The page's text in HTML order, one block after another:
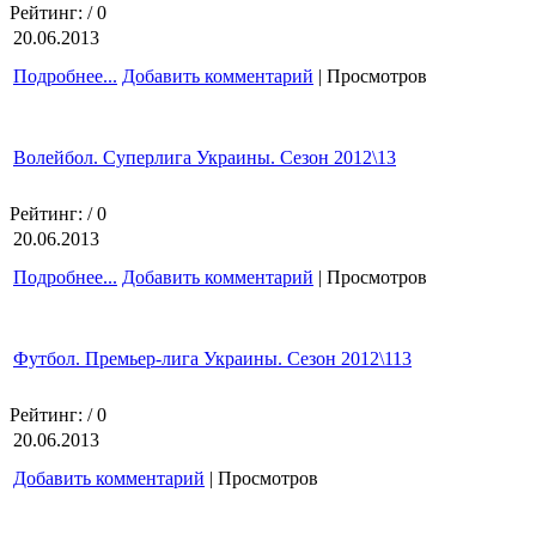
Рейтинг: / 0
20.06.2013
Подробнее... Добавить комментарий | Просмотров
Волейбол. Суперлига Украины. Сезон 2012\13
Рейтинг: / 0
20.06.2013
Подробнее... Добавить комментарий | Просмотров
Футбол. Премьер-лига Украины. Сезон 2012\113
Рейтинг: / 0
20.06.2013
Добавить комментарий | Просмотров